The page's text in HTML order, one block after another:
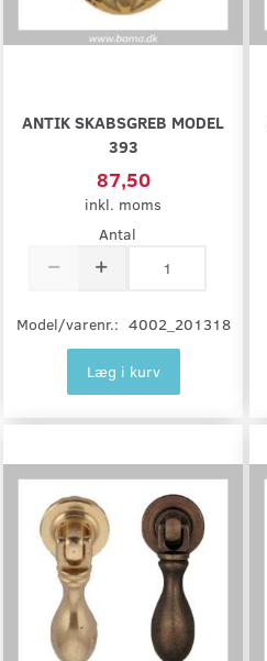
ANTIK SKABSGREB MODEL
393
87,50
inkl. moms
Antal
Model/varenr.: 4002_201318
Læg i kurv